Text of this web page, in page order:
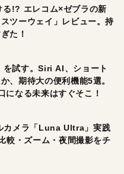
!? エレコム×ゼブラの新
ツーウェイ」レビュー。持
た！
を試す。Siri AI、ショート
、期待大の便利機能5選。
なる未来はすぐそこ！
カメラ「Luna Ultra」実践
較・ズーム・夜間撮影をチ